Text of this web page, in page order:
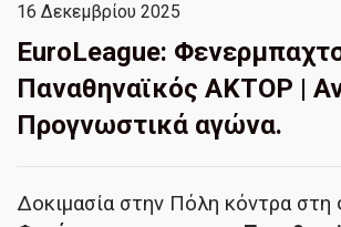
16 Δεκεμβρίου 2025
EuroLeague:
Παναθηναϊκός ΑΚΤΟΡ |
Προγνωστικά αγώνα.
Δοκιμασία στην Πόλη κόντρα στη